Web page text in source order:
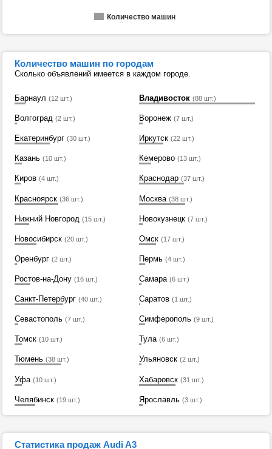
Количество машин
Количество машин по городам
Сколько объявлений имеется в каждом городе.
Барнаул (12 шт.) Владивосток (88 шт.)
Волгоград (2 шт.) Воронеж (7 шт.)
Екатеринбург (30 шт.) Иркутск (22 шт.)
Казань (10 шт.) Кемерово (13 шт.)
Киров (4 шт.) Краснодар (37 шт.)
Красноярск (36 шт.) Москва (38 шт.)
Нижний Новгород (15 шт.) Новокузнецк (7 шт.)
Новосибирск (20 шт.) Омск (17 шт.)
Оренбург (2 шт.) Пермь (4 шт.)
Ростов-на-Дону (16 шт.) Самара (6 шт.)
Санкт-Петербург (40 шт.) Саратов (1 шт.)
Севастополь (7 шт.) Симферополь (9 шт.)
Томск (10 шт.) Тула (6 шт.)
Тюмень (38 шт.) Ульяновск (2 шт.)
Уфа (10 шт.) Хабаровск (31 шт.)
Челябинск (19 шт.) Ярославль (3 шт.)
Статистика продаж Audi A3